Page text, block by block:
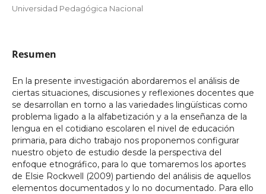
Universidad Pedagógica Nacional
Resumen
En la presente investigación abordaremos el análisis de
ciertas situaciones, discusiones y reflexiones docentes que
se desarrollan en torno a las variedades lingüísticas como
problema ligado a la alfabetización y a la enseñanza de la
lengua en el cotidiano escolaren el nivel de educación
primaria, para dicho trabajo nos proponemos configurar
nuestro objeto de estudio desde la perspectiva del
enfoque etnográfico, para lo que tomaremos los aportes
de Elsie Rockwell (2009) partiendo del análisis de aquellos
elementos documentados y lo no documentado. Para ello